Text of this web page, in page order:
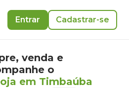
Entrar Cadastrar-se
venda e
o
em Timbaúba